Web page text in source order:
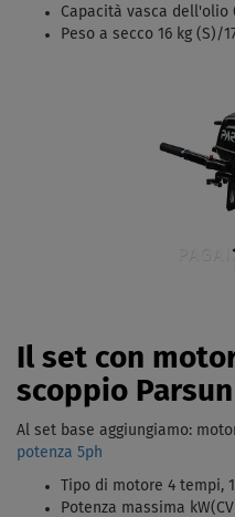
Capacità vasca dell'olio
Peso a secco 16 kg (S)/
Il set con
scoppio
Al set base aggiungiamo:
potenza 5ph
Tipo di motore 4 tempi,
Potenza massima